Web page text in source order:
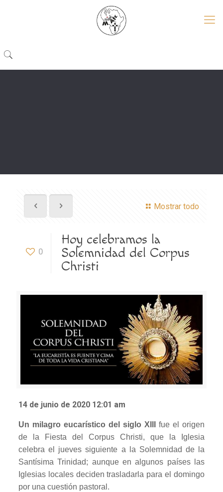
Mostrar todo
0
Hoy celebramos la
Solemnidad del Corpus
Christi
14 de junio de 2020 12:01 am
Un milagro eucarístico del siglo XIII
fue el origen
de la Fiesta del Corpus Christi, que la Iglesia
celebra el jueves siguiente a la Solemnidad de la
Santísima Trinidad; aunque en algunos países las
Iglesias locales deciden trasladarla para el domingo
por una cuestión pastoral.